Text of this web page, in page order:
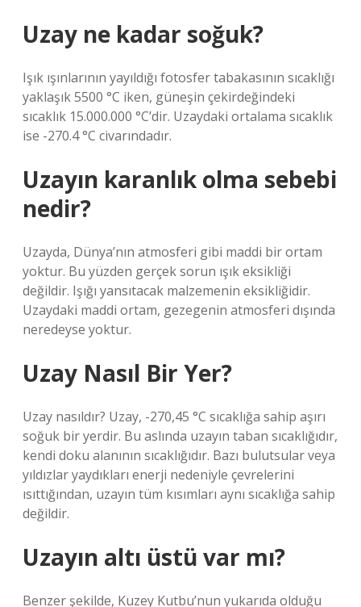
Uzay ne kadar soğuk?
Işık ışınlarının yayıldığı fotosfer tabakasının sıcaklığı
yaklaşık 5500 °C iken, güneşin çekirdeğindeki
sıcaklık 15.000.000 °C’dir. Uzaydaki ortalama sıcaklık
ise -270.4 °C civarındadır.
Uzayın karanlık olma sebebi
nedir?
Uzayda, Dünya’nın atmosferi gibi maddi bir ortam
yoktur. Bu yüzden gerçek sorun ışık eksikliği
değildir. Işığı yansıtacak malzemenin eksikliğidir.
Uzaydaki maddi ortam, gezegenin atmosferi dışında
neredeyse yoktur.
Uzay Nasıl Bir Yer?
Uzay nasıldır? Uzay, -270,45 °C sıcaklığa sahip aşırı
soğuk bir yerdir. Bu aslında uzayın taban sıcaklığıdır,
kendi doku alanının sıcaklığıdır. Bazı bulutsular veya
yıldızlar yaydıkları enerji nedeniyle çevrelerini
ısıttığından, uzayın tüm kısımları aynı sıcaklığa sahip
değildir.
Uzayın altı üstü var mı?
Benzer şekilde, Kuzey Kutbu’nun yukarıda olduğu